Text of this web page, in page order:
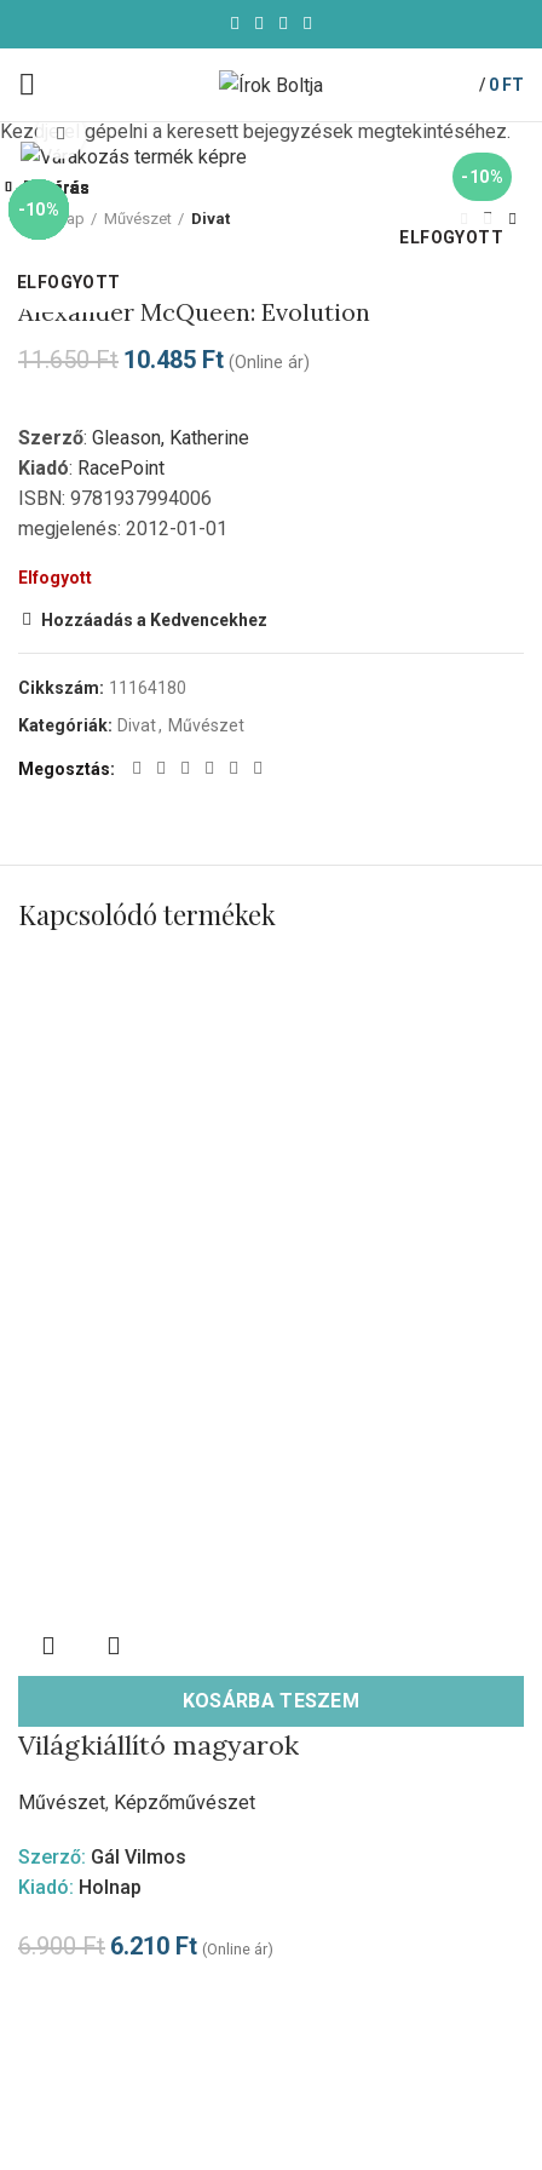
/ 0 FT
-10%
ELFOGYOTT
Click to enlarge
Kezdőlap Művészet Divat
RacePoint
Alexander McQueen: Evolution
11.650Ft 10.485 Ft (Online ár)
Szerző: Gleason, Katherine
Kiadó: RacePoint
ISBN: 9781937994006
megjelenés: 2012-01-01
Elfogyott
Hozzáadás a Kedvencekhez
Cikkszám: 11164180
Kategóriák: Divat, Művészet
Megosztás
Kapcsolódó termékek
-10%
KOSÁRBA TESZEM
Bezárás
Világkiállító magyarok
Művészet, Képzőművészet
Szerző: Gál Vilmos
Kiadó: Holnap
6.900Ft 6.210 Ft (Online ár)
-10%
Bezárás
-10%
Bezárás
-10%
ELFOGYOTT
Bezárás
-10%
ELFOGYOTT
Bezárás
-10%
Bezárás
-10%
Bezárás
-10%
ELFOGYOTT
Bezárás
Kezdje el gépelni a keresett bejegyzések megtekintéséhez.